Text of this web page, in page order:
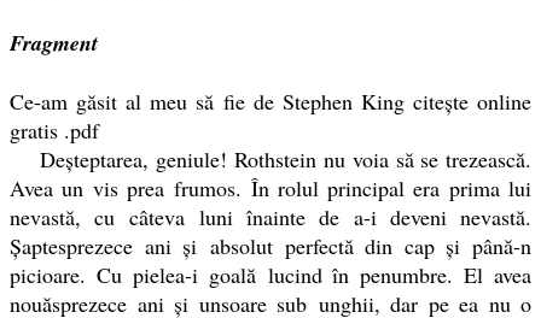
Fragment
Ce-am găsit al meu să fie de Stephen King citește online
gratis .pdf
Deşteptarea, geniule! Rothstein nu voia să se trezească.
Avea un vis prea frumos. În rolul principal era prima lui
nevastă, cu câteva luni înainte de a-i deveni nevastă.
Şaptesprezece ani şi absolut perfectă din cap şi până-n
picioare. Cu pielea-i goală lucind în penumbre. El avea
nouăsprezece ani şi unsoare sub unghii, dar pe ea nu o